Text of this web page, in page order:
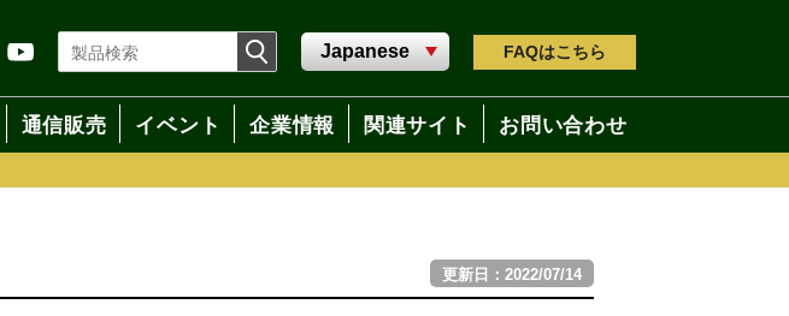
FAQはこちら
通信販売 イベント 企業情報 関連サイト お問い合わせ
更新日：2022/07/14